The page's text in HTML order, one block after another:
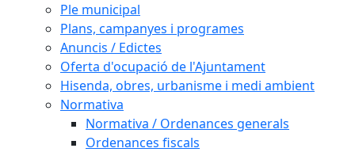
Ple municipal
Plans, campanyes i programes
Anuncis / Edictes
Oferta d'ocupació de l'Ajuntament
Hisenda, obres, urbanisme i medi ambient
Normativa
Normativa / Ordenances generals
Ordenances fiscals